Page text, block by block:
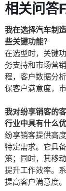
相关问答
我在选择汽车制
些关键功能？
在选型时，关键
务支持和市场营
程，客户数据分
保客户满意度，
我对纷享销客的
行业中具有什么优
纷享销客提供高
特定需求。它具
策；同时，其移
提升工作效率。
提高客户满意度。